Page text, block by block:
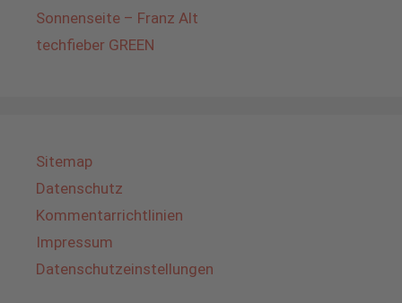
Sonnenseite – Franz Alt
techfieber GREEN
Sitemap
Datenschutz
Kommentarrichtlinien
Impressum
Datenschutzeinstellungen